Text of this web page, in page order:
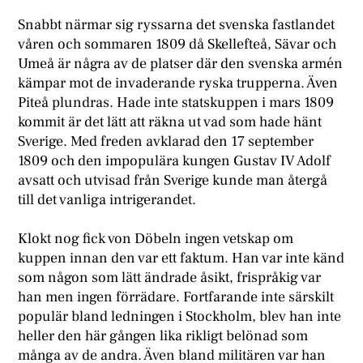
Snabbt närmar sig ryssarna det svenska fastlandet
våren och sommaren 1809 då Skellefteå, Sävar och
Umeå är några av de platser där den svenska armén
kämpar mot de invaderande ryska trupperna. Även
Piteå plundras. Hade inte statskuppen i mars 1809
kommit är det lätt att räkna ut vad som hade hänt
Sverige. Med freden avklarad den 17 september
1809 och den impopulära kungen Gustav IV Adolf
avsatt och utvisad från Sverige kunde man återgå
till det vanliga intrigerandet.
Klokt nog fick von Döbeln ingen vetskap om
kuppen innan den var ett faktum. Han var inte känd
som någon som lätt ändrade åsikt, frispråkig var
han men ingen förrädare. Fortfarande inte särskilt
populär bland ledningen i Stockholm, blev han inte
heller den här gången lika rikligt belönad som
många av de andra. Även bland militären var han